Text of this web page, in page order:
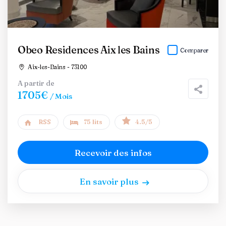
Obeo Residences Aix les Bains
Aix-les-Bains - 73100
Comparer
A partir de
1705€ / Mois
RSS 75 lits 4.5/5
Recevoir des infos
En savoir plus